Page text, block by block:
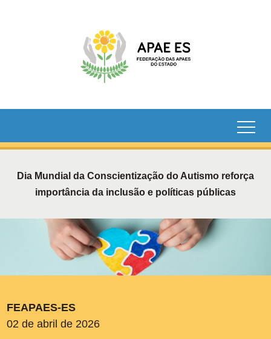
Dia Mundial da Conscientização do Autismo reforça
importância da inclusão e políticas públicas
FEAPAES-ES
02 de abril de 2026